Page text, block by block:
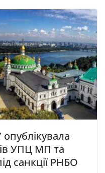
УПЦ МП та
санкції РНБО